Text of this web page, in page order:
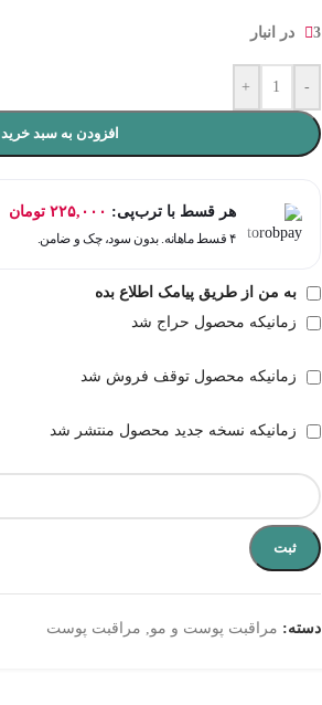
3 در انبار
-
+
افزودن به سبد خرید
هر قسط با ترب‌پی: ۲۲۵,۰۰۰ تومان
۴ قسط ماهانه. بدون سود، چک و ضامن.
به من از طریق پیامک اطلاع بده
زمانیکه محصول حراج شد
زمانیکه محصول توقف فروش شد
زمانیکه نسخه جدید محصول منتشر شد
ثبت
دسته: مراقبت پوست و مو, مراقبت پوست